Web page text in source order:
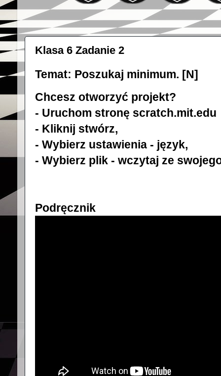
Klasa 6 Zadanie 2
Temat: Poszukaj minimum. [N]
Chcesz otworzyć projekt?
- Uruchom stronę scratch.mit.edu
- Kliknij stwórz,
- Wybierz ustawienia - język,
- Wybierz plik - wczytaj ze
Podręcznik